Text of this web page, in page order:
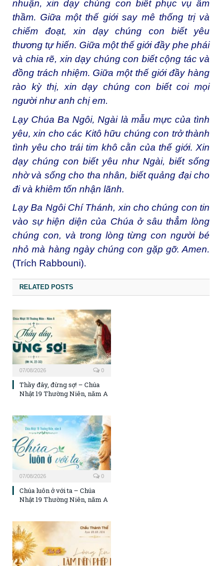
nhuận, xin dạy chúng con biết phục vụ âm
thầm. Giữa một thế giới say mê thống trị và
chiếm đoạt, xin dạy chúng con biết yêu
thương tự hiến. Giữa một thế giới đầy phe phái
và chia rẽ, xin dạy chúng con biết cộng tác và
đồng trách nhiệm. Giữa một thế giới đầy hàng
rào kỳ thị, xin dạy chúng con biết coi mọi
người như anh chị em.
Lạy Chúa Ba Ngôi, Ngài là mẫu mực của tình
yêu, xin cho các Kitô hữu chúng con trở thành
tình yêu cho trái tim khô cằn của thế giới. Xin
dạy chúng con biết yêu như Ngài, biết sống
nhờ và sống cho tha nhân, biết quảng đại cho
đi và khiêm tốn nhận lãnh.
Lạy Ba Ngôi Chí Thánh, xin cho chúng con tin
vào sự hiện diện của Chúa ở sâu thẳm lòng
chúng con, và trong lòng từng con người bé
nhỏ mà hàng ngày chúng con gặp gỡ. Amen.
(Trích Rabbouni).
RELATED POSTS
07/08/2026 0
Thầy đây, đừng sợ! – Chúa
Nhật 19 Thường Niên, năm A
07/08/2026 0
Chúa luôn ở với ta – Chúa
Nhật 19 Thường Niên, năm A